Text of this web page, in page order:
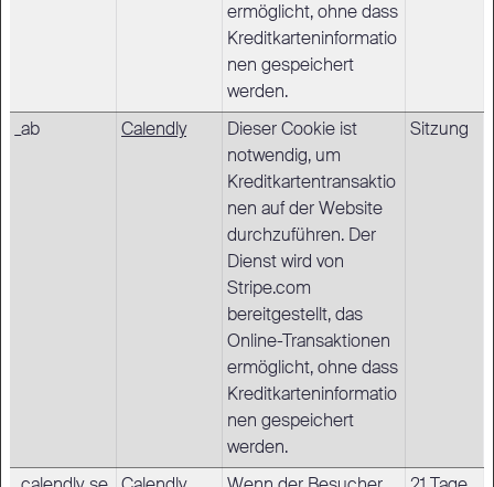
ermöglicht, ohne dass
Kreditkarteninformatio
nen gespeichert
werden.
_ab Calendly
Dieser Cookie ist
notwendig, um
Kreditkartentransaktio
nen auf der Website
durchzuführen. Der
Dienst wird von
Stripe.com
bereitgestellt, das
Online-Transaktionen
ermöglicht, ohne dass
Kreditkarteninformatio
nen gespeichert
werden.
Sitzung